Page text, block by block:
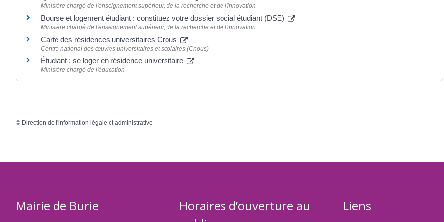
Ministère chargé de l'enseignement supérieur, de la recherche et de l'innovation
Bourse et logement étudiant : constituez votre dossier social étudiant (DSE)
Ministère chargé de l'enseignement supérieur, de la recherche et de l'innovation
Carte des résidences universitaires Crous
Centre national des œuvres universitaires et scolaires (Cnous)
Étudiant : se loger en résidence universitaire
Ministère chargé de l'éducation
© Direction de l'information légale et administrative
Mairie de Burie
Horaires d’ouverture au
Liens